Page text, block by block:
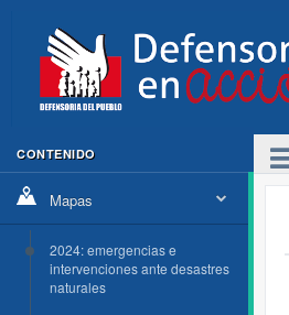
CONTENIDO
Mapas
2024: emergencias e
intervenciones ante desastres
naturales